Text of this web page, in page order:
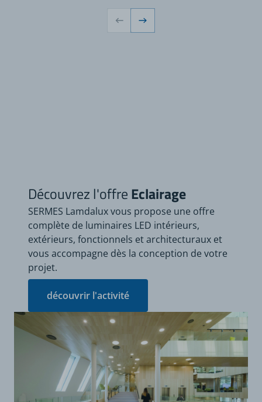
Découvrez l'offreEclairage
SERMES Lamdalux vous propose une offre
complète de luminaires LED intérieurs,
extérieurs, fonctionnels et architecturaux et
vous accompagne dès la conception de votre
projet.
découvrir l'activité